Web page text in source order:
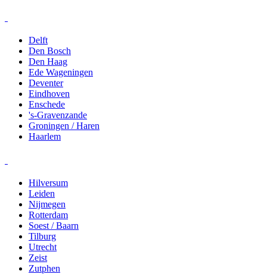
Delft
Den Bosch
Den Haag
Ede Wageningen
Deventer
Eindhoven
Enschede
's-Gravenzande
Groningen / Haren
Haarlem
Hilversum
Leiden
Nijmegen
Rotterdam
Soest / Baarn
Tilburg
Utrecht
Zeist
Zutphen